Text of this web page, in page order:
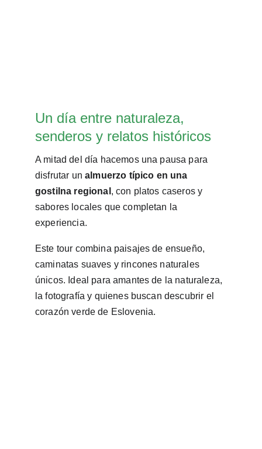
Un día entre naturaleza,
senderos y relatos históricos
A mitad del día hacemos una pausa para
disfrutar un almuerzo típico en una
gostilna regional , con platos caseros y
sabores locales que completan la
experiencia.
Este tour combina paisajes de ensueño,
caminatas suaves y rincones naturales
únicos. Ideal para amantes de la naturaleza,
la fotografía y quienes buscan descubrir el
corazón verde de Eslovenia.